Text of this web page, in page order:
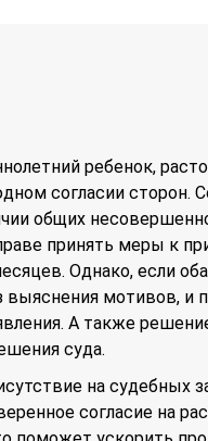
ребенок,
согласии сторон.
общих
принять меры к
Однако, если
выяснения мотивов, и
А также
суда.
на судебных
согласие на